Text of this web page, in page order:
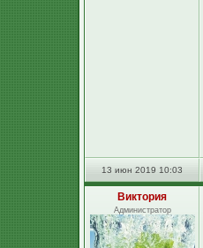
13 июн 2019 10:03
Виктория
Администратор